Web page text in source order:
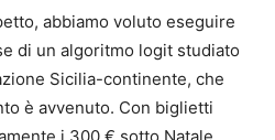
abbiamo voluto eseguire
di un algoritmo logit studiato
Sicilia-continente, che
è avvenuto. Con biglietti
i 300 € sotto Natale